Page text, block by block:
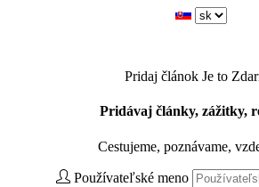
Pridaj článok Je to
Pridávaj články, zážitky,
Cestujeme, poznávame,
Používateľské meno